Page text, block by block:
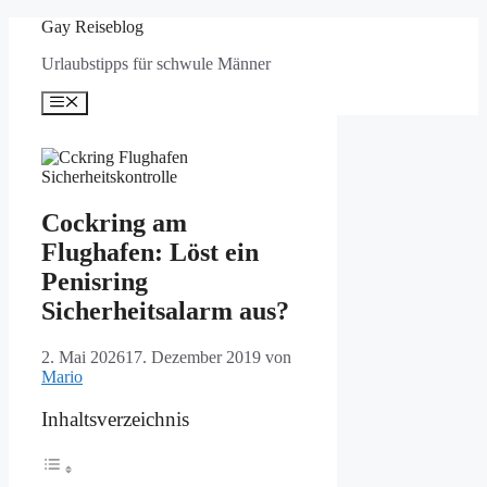
springen
Gay Reiseblog
Urlaubstipps für schwule Männer
Menü
Cockring am
Flughafen: Löst ein
Penisring
Sicherheitsalarm aus?
2. Mai 202617. Dezember 2019 von
Mario
Inhaltsverzeichnis